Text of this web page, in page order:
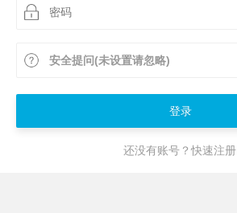
安全提问(未设置请忽略)
登录
还没有账号？快速注册